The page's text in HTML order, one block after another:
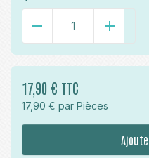
- +
17,90 € TTC
17,90 € par Pièces